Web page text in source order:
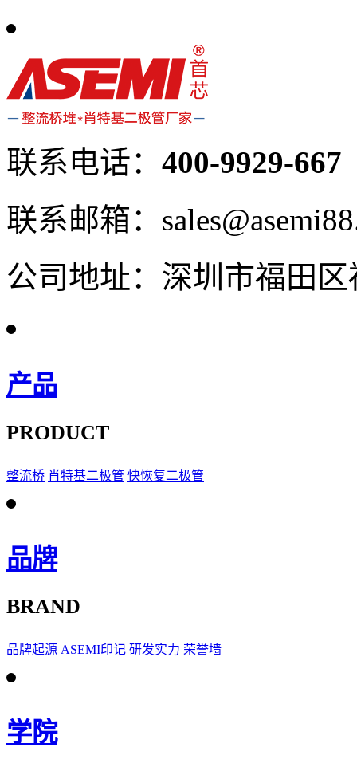
联系电话： 400-9929-667
联系邮箱：
公司地址：深圳市福田
产品
PRODUCT
整流桥 肖特基二极管 快恢复二极管
品牌
BRAND
品牌起源 ASEMI印记 研发实力 荣誉墙
学院